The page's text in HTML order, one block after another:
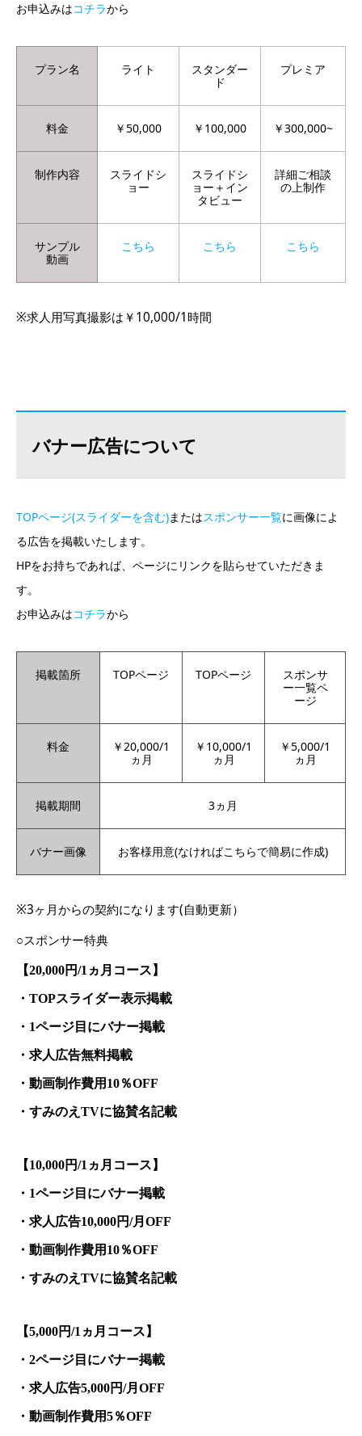
お申込みはコチラから
プラン名 ライト
スタンダー
ド
プレミア
料金 ￥50,000 ￥100,000 ￥300,000~
制作内容
スライドシ
ョー
スライドシ
ョー＋イン
タビュー
詳細ご相談
の上制作
サンプル
動画
こちら こちら こちら
※求人用写真撮影は￥10,000/1時間
バナー広告について
TOPページ(スライダーを含む)またはスポンサー一覧に画像によ
る広告を掲載いたします。
HPをお持ちであれば、ページにリンクを貼らせていただきま
す。
お申込みはコチラから
掲載箇所 TOPページ TOPページ
スポンサ
ー一覧ペ
ージ
料金
￥20,000/1
ヵ月
￥10,000/1
ヵ月
￥5,000/1
ヵ月
掲載期間 3ヵ月
バナー画像 お客様用意(なければこちらで簡易に作成)
※3ヶ月からの契約になります(自動更新）
○スポンサー特典
【20,000円/1 ヵ月コース】
・ TOPスライダー表示掲載
・ 1ページ目にバナー掲載
・ 求人広告無料掲載
・ 動画制作費用10％OFF
・ すみのえ TVに協賛名記載
【10,000円/1 ヵ月コース】
・ 1ページ目にバナー掲載
・ 求人広告10,000円/月OFF
・ 動画制作費用10％OFF
・ すみのえ TVに協賛名記載
【5,000円/1 ヵ月コース】
・ 2ページ目にバナー掲載
・ 求人広告5,000円/月OFF
・ 動画制作費用5％OFF